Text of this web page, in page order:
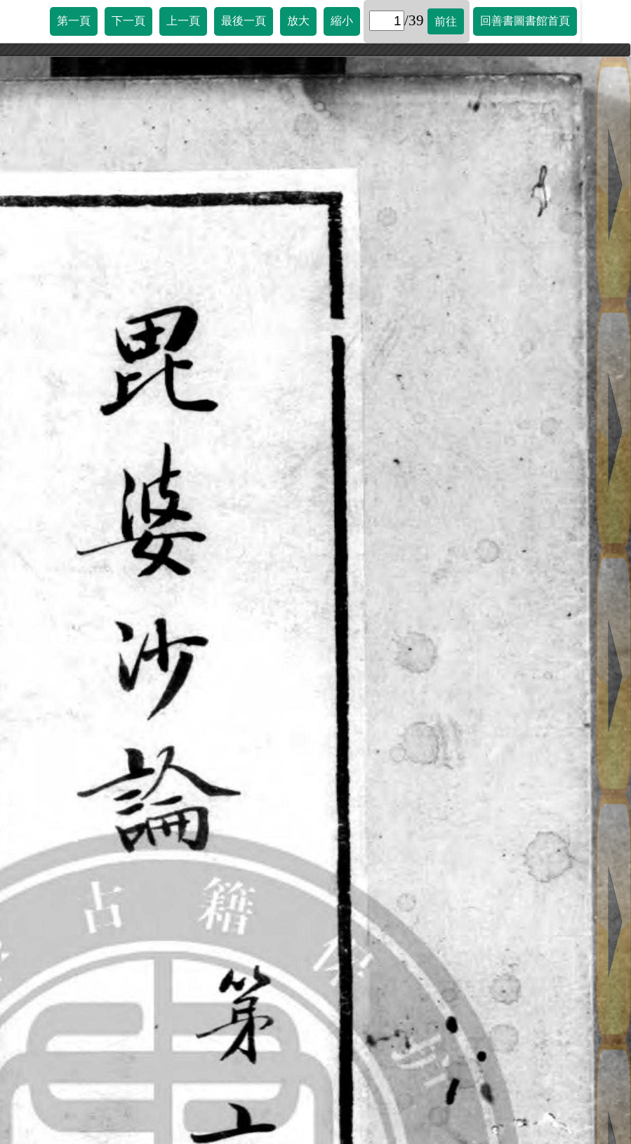
第一頁 下一頁 上一頁 最後一頁 放大 縮小 /39 前往 回善書圖書館首頁